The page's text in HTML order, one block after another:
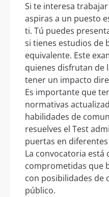
Si te interesa
aspiras a un puesto
ti. Tú puedes
si tienes estudios de
equivalente. Este
quienes disfrutan de
tener un impacto
Es importante que
normativas
habilidades de
resuelves el Test
puertas en
La convocatoria está
comprometidas que
con posibilidades de
público.